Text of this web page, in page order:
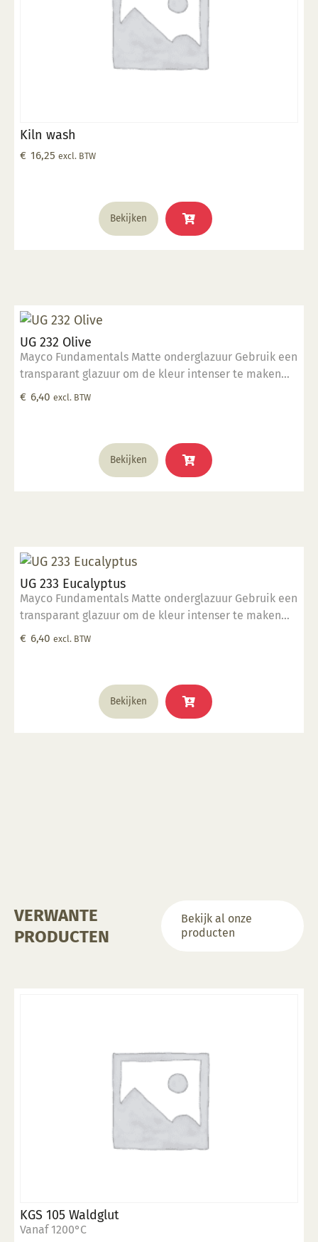
Kiln wash
€ 16,25 excl. BTW
Bekijken
UG 232 Olive
Mayco Fundamentals Matte onderglazuur Gebruik een
transparant glazuur om de kleur intenser te maken
Geschikt voor gebruiksgoed mits er een transparant
€ 6,40 excl. BTW
Bekijken
UG 233 Eucalyptus
Mayco Fundamentals Matte onderglazuur Gebruik een
transparant glazuur om de kleur intenser te maken
Geschikt voor gebruiksgoed mits er een transparant
€ 6,40 excl. BTW
Bekijken
VERWANTE
PRODUCTEN
Bekijk al onze
producten
KGS 105 Waldglut
Vanaf 1200°C